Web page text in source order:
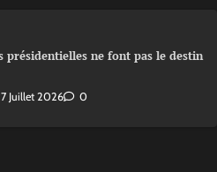
présidentielles ne font pas le destin
Juillet 2026 0